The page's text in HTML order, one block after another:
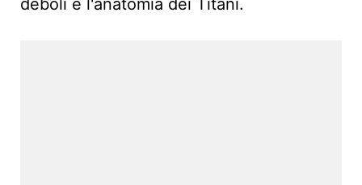
deboli e l'anatomia dei Titani.